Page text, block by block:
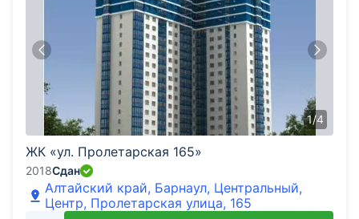
1/4
ЖК «ул. Пролетарская 165»
2018Сдан
Алтайский край, Барнаул, Центральный,
Центр, Пролетарская улица, 165